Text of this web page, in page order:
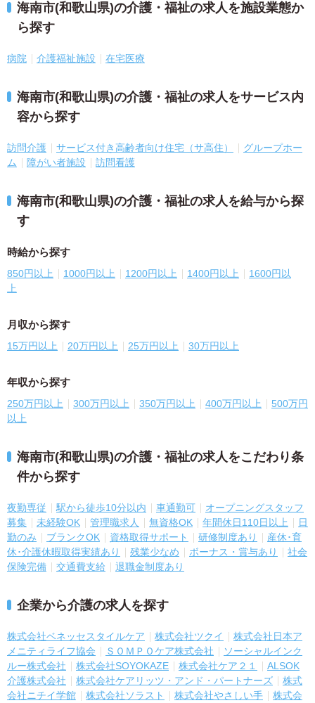
海南市(和歌山県)の介護・福祉の求人を施設業態か
ら探す
病院 介護福祉施設 在宅医療
海南市(和歌山県)の介護・福祉の求人をサービス内
容から探す
訪問介護 サービス付き高齢者向け住宅（サ高住）
グループホー
ム
障がい者施設 訪問看護
海南市(和歌山県)の介護・福祉の求人を給与から探
す
時給から探す
850円以上 1000円以上 1200円以上 1400円以上
1600円以
上
月収から探す
15万円以上 20万円以上 25万円以上 30万円以上
年収から探す
250万円以上 300万円以上 350万円以上 400万円以上
500万円
以上
海南市(和歌山県)の介護・福祉の求人をこだわり条
件から探す
夜勤専従 駅から徒歩10分以内 車通勤可
オープニングスタッフ
募集
未経験OK 管理職求人 無資格OK 年間休日110日以上
日
勤のみ
ブランクOK 資格取得サポート 研修制度あり
産休･育
休･介護休暇取得実績あり
残業少なめ ボーナス・賞与あり
社会
保険完備
交通費支給 退職金制度あり
企業から介護の求人を探す
株式会社ベネッセスタイルケア 株式会社ツクイ
株式会社日本ア
メニティライフ協会
ＳＯＭＰＯケア株式会社
ソーシャルインク
ルー株式会社
株式会社SOYOKAZE 株式会社ケア２１
ALSOK
介護株式会社
株式会社ケアリッツ・アンド・パートナーズ
株式
会社ニチイ学館
株式会社ソラスト 株式会社やさしい手
株式会